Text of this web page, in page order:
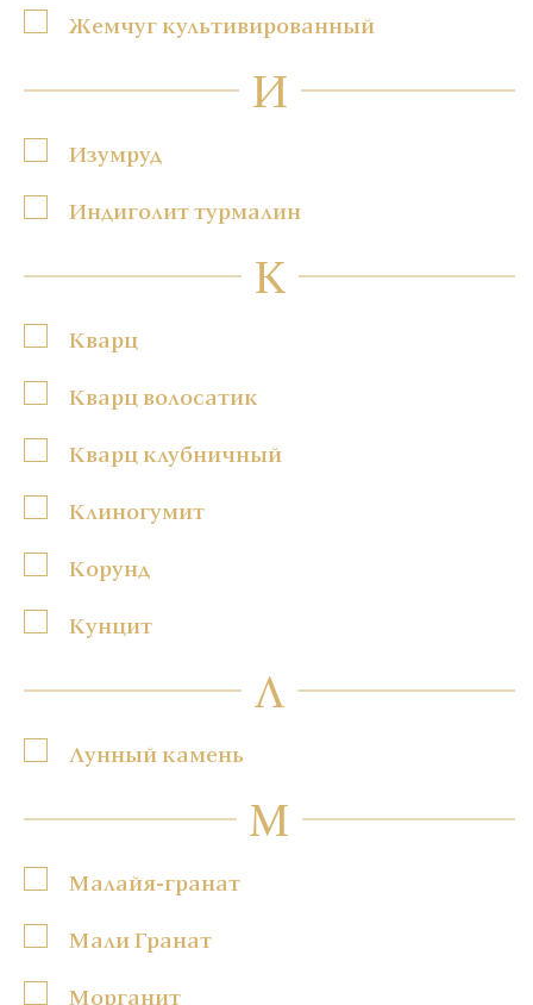
Жемчуг культивированный
И
Изумруд
Индиголит турмалин
К
Кварц
Кварц волосатик
Кварц клубничный
Клиногумит
Корунд
Кунцит
Л
Лунный камень
М
Малайя-гранат
Мали Гранат
Морганит